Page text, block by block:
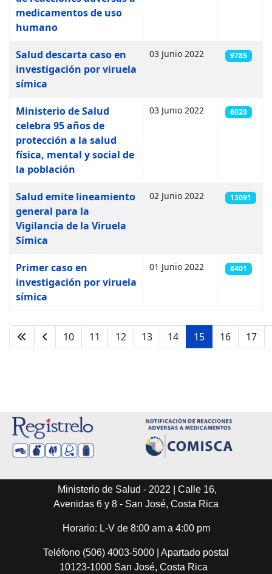
medicamentos de uso
humano
Salud descarta caso en
investigación por viruela
símica
03 Junio 2022 9785
Ministerio de Salud
celebra 95 años de
protección a la salud
física, mental y social de
la población
03 Junio 2022 6020
Salud emite lineamiento
general para la
Vigilancia de la Viruela
Símica
02 Junio 2022 13091
Primer caso en
investigación por viruela
símica
01 Junio 2022 8401
Página 15 de 24
10 11 12 13 14 15 16 17
Ministerio de Salud - 2022 | Calle 16,
Avenidas 6 y 8 - San José, Costa Rica
Horario: L-V de 8:00 am a 4:00 pm
Teléfono (506) 4003-5000 | Apartado postal
10123-1000 San José, Costa Rica